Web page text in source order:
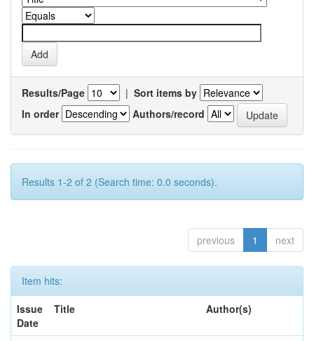
Results/Page | Sort items by
In order
Authors/record
Results 1-2 of 2 (Search time: 0.0 seconds).
previous 1 next
Item hits:
Issue
Date
Title Author(s)